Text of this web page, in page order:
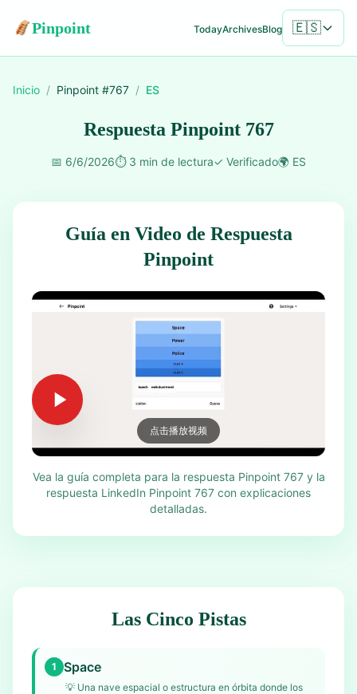
Pinpoint TodayArchivesBlog 🇪🇸
Inicio / Pinpoint #767 / ES
Respuesta Pinpoint 767
📅 6/6/2026⏱️ 3 min de lectura✓ Verificado🌍 ES
Guía en Video de Respuesta
Pinpoint
点击播放视频
Vea la guía completa para la respuesta Pinpoint 767 y la
respuesta LinkedIn Pinpoint 767 con explicaciones
detalladas.
Las Cinco Pistas
1 Space
💡 Una nave espacial o estructura en órbita donde los